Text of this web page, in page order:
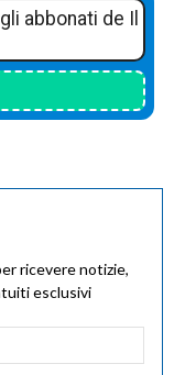
abbonati de Il
ricevere notizie,
esclusivi